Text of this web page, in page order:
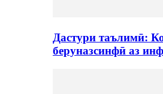
Дастури таълимӣ:
беруназсинфӣ аз